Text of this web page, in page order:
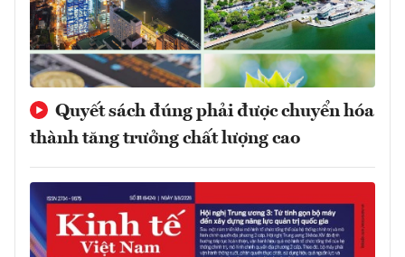
Quyết sách đúng phải được chuyển hóa
thành tăng trưởng chất lượng cao